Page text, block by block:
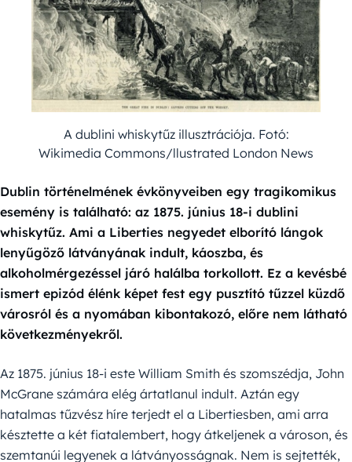
A dublini whiskytűz illusztrációja. Fotó:
Wikimedia Commons/llustrated London News
Dublin történelmének évkönyveiben egy tragikomikus
esemény is található: az 1875. június 18-i dublini
whiskytűz. Ami a Liberties negyedet elborító lángok
lenyűgöző látványának indult, káoszba, és
alkoholmérgezéssel járó halálba torkollott. Ez a kevésbé
ismert epizód élénk képet fest egy pusztító tűzzel küzdő
városról és a nyomában kibontakozó, előre nem látható
következményekről.
Az 1875. június 18-i este William Smith és szomszédja, John
McGrane számára elég ártatlanul indult. Aztán egy
hatalmas tűzvész híre terjedt el a Libertiesben, ami arra
késztette a két fiatalembert, hogy átkeljenek a városon, és
szemtanúi legyenek a látványosságnak. Nem is sejtették,